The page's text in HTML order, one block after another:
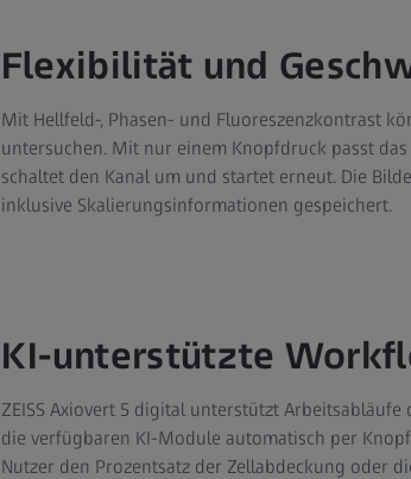
Flexibilität und
Mit Hellfeld-, Phasen- und Fluoreszenzkontrast
untersuchen. Mit nur einem Knopfdruck passt
schaltet den Kanal um und startet erneut. Die
inklusive Skalierungsinformationen gespeichert.
KI-unterstützte
ZEISS Axiovert 5 digital unterstützt
die verfügbaren KI-Module automatisch per
Nutzer den Prozentsatz der Zellabdeckung oder